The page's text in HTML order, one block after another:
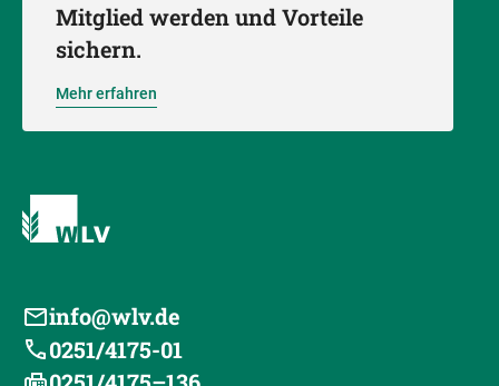
Mitglied werden und Vorteile
sichern.
Mehr erfahren
info@wlv.de
0251/4175-01